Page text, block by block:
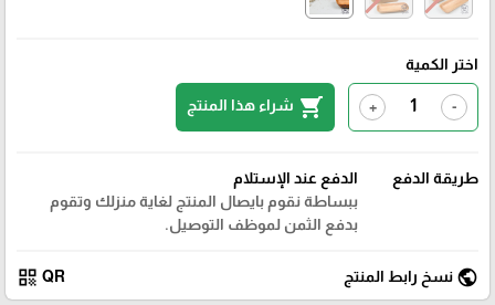
اختر الكمية
-
+
shopping_cart شراء هذا المنتج
طريقة الدفع
الدفع عند الإستلام
ببساطة نقوم بايصال المنتج لغاية منزلك وتقوم
بدفع الثمن لموظف التوصيل.
public نسخ رابط المنتج QR
qr_code